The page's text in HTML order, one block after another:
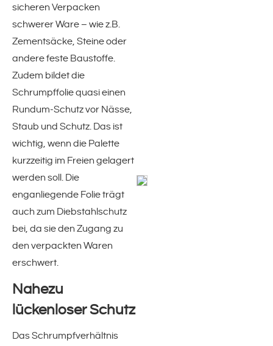
Umreifungstechnik
Stahl-Umreifungsband
Antirutschpapier
Bogenspender
coolPACK(!)
Begleitpapiertaschen
organicFILL(!)
sicheren Verpacken
schwerer Ware – wie z.B.
Zementsäcke, Steine oder
andere feste Baustoffe.
Zudem bildet die
Schrumpffolie quasi einen
Rundum-Schutz vor Nässe,
Staub und Schutz. Das ist
wichtig, wenn die Palette
kurzzeitig im Freien gelagert
werden soll. Die
enganliegende Folie trägt
auch zum Diebstahlschutz
bei, da sie den Zugang zu
den verpackten Waren
erschwert.
Nahezu
lückenloser Schutz
Das Schrumpfverhältnis